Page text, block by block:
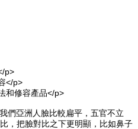
p>
</p>
和修容產品</p>
們亞洲人臉比較扁平，五官不立
，把臉對比之下更明顯，比如鼻子